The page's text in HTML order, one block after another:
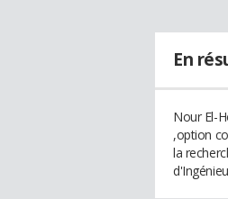
En
Nour El-
,option
la